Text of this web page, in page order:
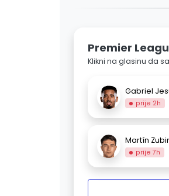
Premier
Klikni na glasinu da
Gabriel
prije 2h
Martín
prije 7h